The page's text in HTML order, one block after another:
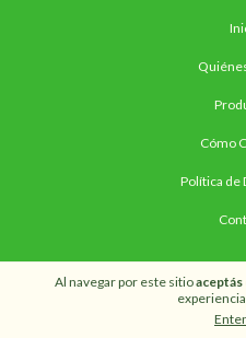
Al navegar por este sitioaceptás
Cómo
Política de